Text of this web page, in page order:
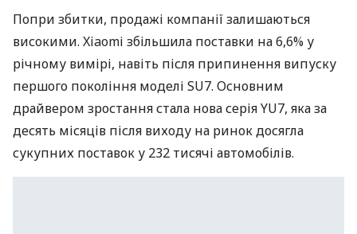
Попри збитки, продажі компанії залишаються
високими. Xiaomi збільшила поставки на 6,6% у
річному вимірі, навіть після припинення випуску
першого покоління моделі SU7. Основним
драйвером зростання стала нова серія YU7, яка за
десять місяців після виходу на ринок досягла
сукупних поставок у 232 тисячі автомобілів.